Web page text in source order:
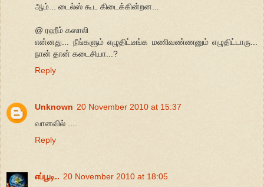
ஆம்... டைல்ஸ் கூட கிடைக்கின்றன...
@ ரஹீம் கஸாலி
என்னது... நீங்களும் எழுதிட்டீங்க மணிவண்ணனும் எழுதிட்டாரு...
நான் தான் கடைசியா...?
Reply
Unknown 20 November 2010 at 15:37
வானவில் ....
Reply
எப்பூடி.. 20 November 2010 at 18:05